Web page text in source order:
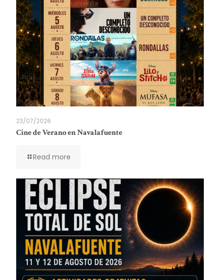
23/07/2026
Cine de Verano en Navalafuente
Read more